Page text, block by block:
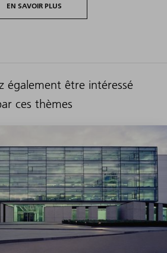
EN SAVOIR PLUS
également être intéressé
ces thèmes